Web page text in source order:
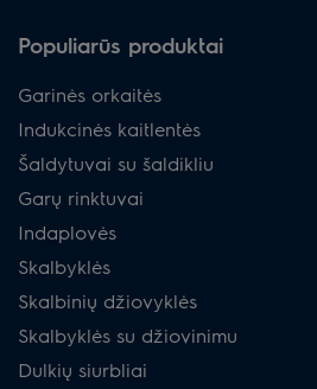
Populiarūs produktai
Garinės orkaitės
Indukcinės kaitlentės
Šaldytuvai su šaldikliu
Garų rinktuvai
Indaplovės
Skalbyklės
Skalbinių džiovyklės
Skalbyklės su džiovinimu
Dulkių siurbliai